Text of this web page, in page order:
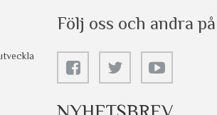
Följ oss och andra